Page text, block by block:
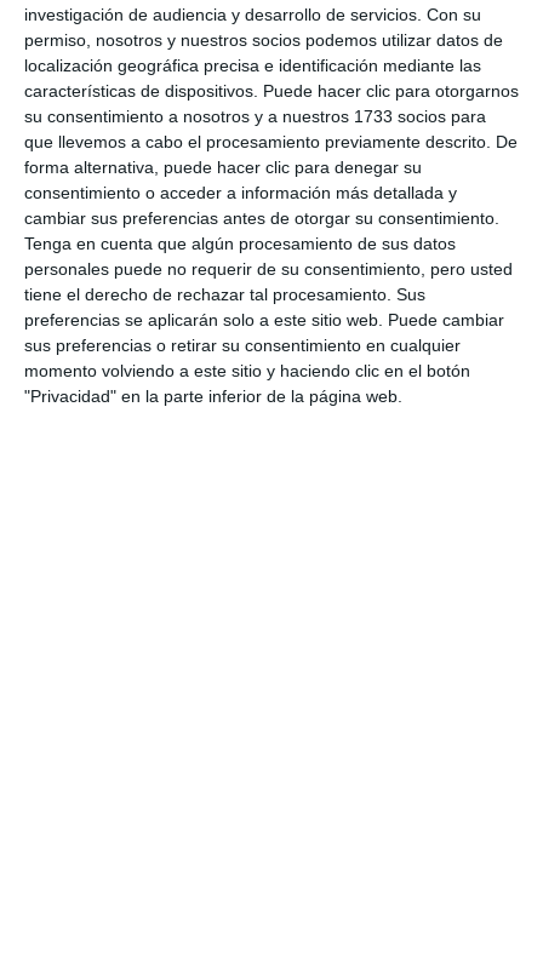
investigación de audiencia y desarrollo de servicios. Con su
permiso, nosotros y nuestros socios podemos utilizar datos de
localización geográfica precisa e identificación mediante las
características de dispositivos. Puede hacer clic para otorgarnos
su consentimiento a nosotros y a nuestros 1733 socios para
que llevemos a cabo el procesamiento previamente descrito. De
forma alternativa, puede hacer clic para denegar su
consentimiento o acceder a información más detallada y
cambiar sus preferencias antes de otorgar su consentimiento.
Tenga en cuenta que algún procesamiento de sus datos
personales puede no requerir de su consentimiento, pero usted
tiene el derecho de rechazar tal procesamiento. Sus
preferencias se aplicarán solo a este sitio web. Puede cambiar
sus preferencias o retirar su consentimiento en cualquier
momento volviendo a este sitio y haciendo clic en el botón
"Privacidad" en la parte inferior de la página web.
NUEVAS TECNOLOGÍAS MAYORES
TAMBIÉN TE PUEDE INTERESAR
El Ayuntamiento de
Mijas impulsa un taller